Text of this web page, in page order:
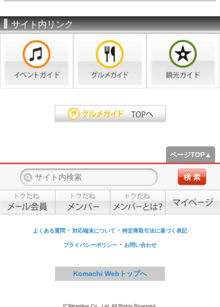
サイト内リンク
ページTOP▲
よくある質問 ・ 対応端末について ・ 特定商取引法に基づく表記
プライバシーポリシー ・ お問い合わせ
Komachi Webトップへ